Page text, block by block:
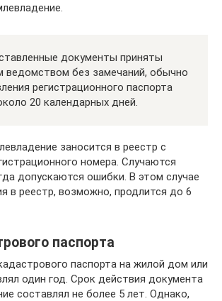
документы приняты
ведомством без замечаний, обычно
регистрационного паспорта
20 календарных дней.
заносится в реестр с
номера. Случаются
допускаются ошибки. В этом случае
в реестр, возможно, продлится до 6
паспорта
паспорта на жилой дом или
один год. Срок действия документа
составлял не более 5 лет. Однако,